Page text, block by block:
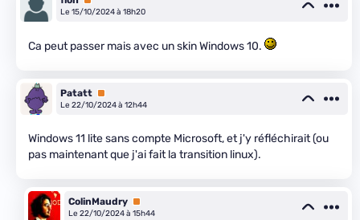
Le 15/10/2024 à 18h20
Ca peut passer mais avec un skin Windows 10.
Patatt Premium
Le 22/10/2024 à 12h44
Windows 11 lite sans compte Microsoft, et j'y réfléchirait (ou
pas maintenant que j'ai fait la transition linux).
ColinMaudry Premium
Le 22/10/2024 à 15h44